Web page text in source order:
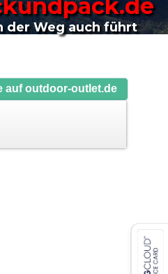
der Weg auch führt
auf outdoor-outlet.de